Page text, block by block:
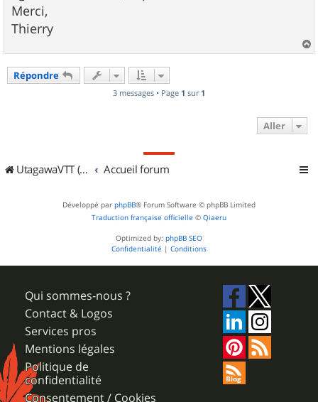
Merci,
Thierry
a
Répondre
3 messages • Page 1 sur 1
Aller
UtagawaVTT (Randos VTT et VTTAE avec traces GPS) Accueil forum
Développé par phpBB® Forum Software © phpBB Limited
Traduction française officielle © Qiaeru
Optimized by: phpBB SEO
Confidentialité | Conditions
Qui sommes-nous ?
Contact & Logos
Services pros
Mentions légales
Politique de
confidentialité
Consentement / Cookies